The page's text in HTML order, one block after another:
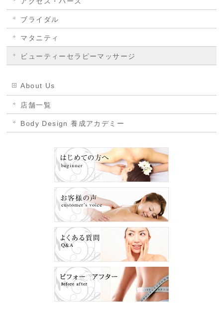
ブライダル
マタニティ
ビューティーセラピーマッサージ
About Us
店舗一覧
Body Design 養成アカデミー